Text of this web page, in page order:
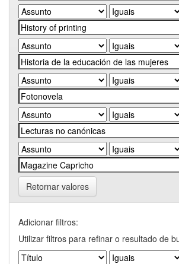
Retornar valores
Adicionar filtros:
Utilizar filtros para refinar o resultado de